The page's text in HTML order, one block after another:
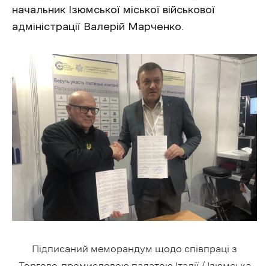
начальник Ізюмської міської військової
адміністрації Валерій Марченко.
Підписаний меморандум щодо співпраці з